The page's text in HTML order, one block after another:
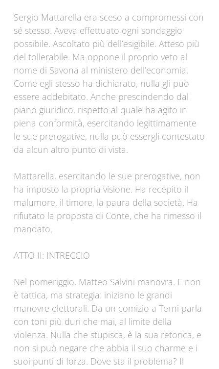
Sergio Mattarella era sceso a compromessi con
sé stesso. Aveva effettuato ogni sondaggio
possibile. Ascoltato più dell’esigibile. Atteso più
del tollerabile. Ma oppone il proprio veto al
nome di Savona al ministero dell’economia.
Come egli stesso ha dichiarato, nulla gli può
essere addebitato. Anche prescindendo dal
piano giuridico, rispetto al quale ha agito in
piena conformità, esercitando legittimamente
le sue prerogative, nulla può essergli contestato
da alcun altro punto di vista.
Mattarella, esercitando le sue prerogative, non
ha imposto la propria visione. Ha recepito il
malumore, il timore, la paura della società. Ha
rifiutato la proposta di Conte, che ha rimesso il
mandato.
ATTO II: INTRECCIO
Nel pomeriggio, Matteo Salvini manovra. E non
è tattica, ma strategia: iniziano le grandi
manovre elettorali. Da un comizio a Terni parla
con toni più duri che mai, al limite della
violenza. Nulla che stupisca, è la sua retorica, e
non si può negare che abbia il suo charme e i
suoi punti di forza. Dove sta il problema? Il